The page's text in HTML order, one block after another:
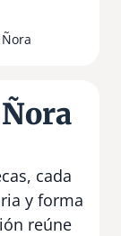
cada
y forma
reúne